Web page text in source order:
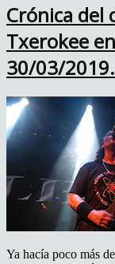
Crónica del
Txerokee
30/03/2019.
Ya hacía poco más